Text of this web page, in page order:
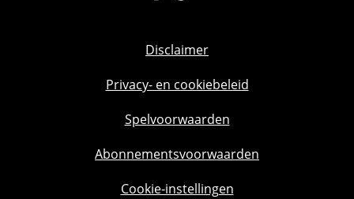
Disclaimer
Privacy- en cookiebeleid
Spelvoorwaarden
Abonnementsvoorwaarden
Cookie-instellingen